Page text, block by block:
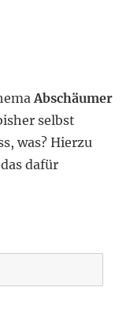
Abschäumer
selbst
was? Hierzu
dafür